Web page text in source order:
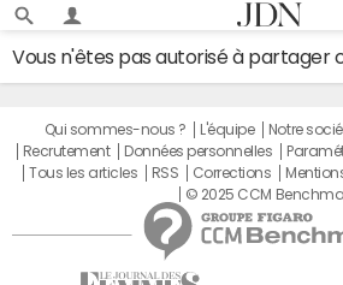
Vous n'êtes pas autorisé à partager
Qui sommes-nous ? L'équipe Notre
Recrutement
Données personnelles
Tous les articles
RSS Corrections
© 2025 CCM